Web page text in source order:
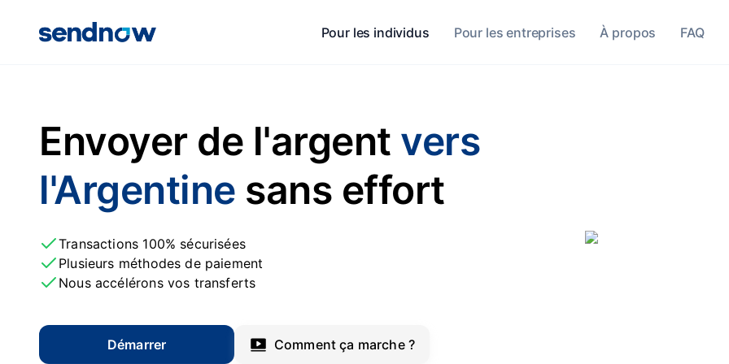
Pour les individus Pour les entreprises À propos FAQ
Envoyer de l'argent vers
l'Argentine sans effort
Transactions 100% sécurisées
Plusieurs méthodes de paiement
Nous accélérons vos transferts
Démarrer Comment ça marche ?